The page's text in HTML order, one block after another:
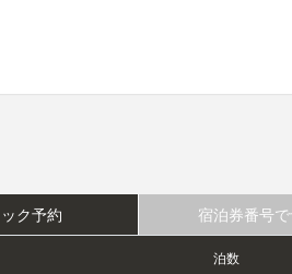
ク予約 宿泊券番号
泊数